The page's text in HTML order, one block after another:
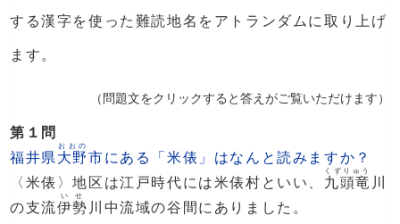
する漢字を使った難読地名をアトランダムに取り上げ
ます。
（問題文をクリックすると答えがご覧いただけます）
第１問
福井県 大野
おおの
市にある「米俵」はなんと読みますか？
〈米俵〉地区は江戸時代には米俵村といい、 九頭竜
くずりゅう
川
の支流伊勢
いせ
川中流域の谷間にありました。